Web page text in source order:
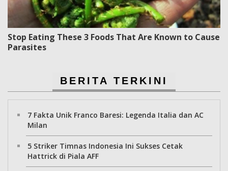
Stop Eating These 3 Foods That Are Known to Cause
Parasites
BERITA TERKINI
7 Fakta Unik Franco Baresi: Legenda Italia dan AC
Milan
5 Striker Timnas Indonesia Ini Sukses Cetak
Hattrick di Piala AFF